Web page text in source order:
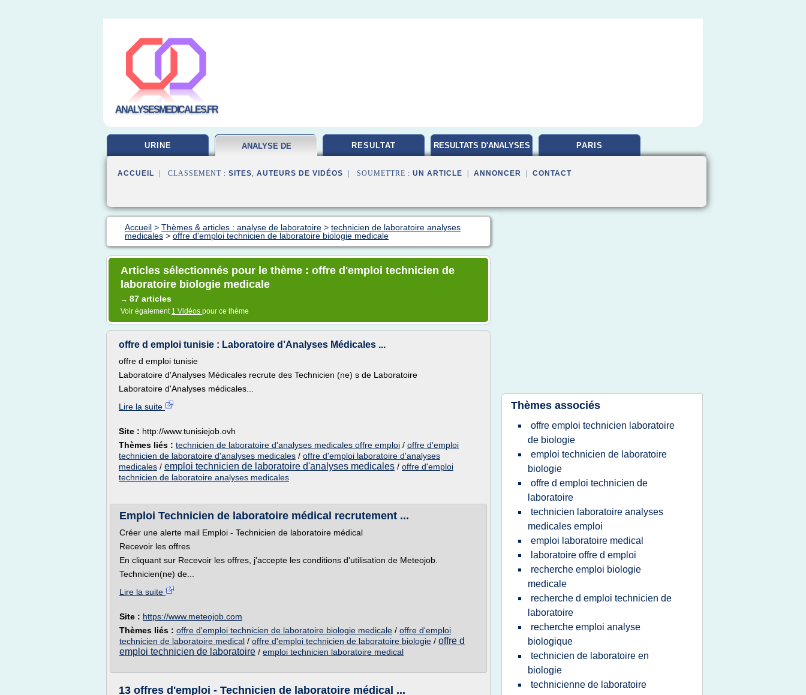
ANALYSESMEDICALES.FR
URINE ANALYSE DE RESULTAT RESULTATS D'ANALYSES PARIS
ACCUEIL | CLASSEMENT : SITES, AUTEURS DE VIDÉOS | SOUMETTRE : UN ARTICLE ANNONCER CONTACT
Accueil > Thèmes & articles : analyse de laboratoire > technicien de laboratoire analyses
medicales > offre d'emploi technicien de laboratoire biologie medicale
Articles sélectionnés pour le thème : offre d'emploi technicien de
laboratoire biologie medicale
→ 87 articles
Voir également 1 Vidéos pour ce thème
offre d emploi tunisie : Laboratoire d’Analyses Médicales ...
offre d emploi tunisie
Laboratoire d'Analyses Médicales recrute des Technicien (ne) s de Laboratoire
Laboratoire d'Analyses médicales...
Lire la suite
Site : http://www.tunisiejob.ovh
Thèmes liés : technicien de laboratoire d'analyses medicales offre emploi / offre d'emploi
technicien de laboratoire d'analyses medicales / offre d'emploi laboratoire d'analyses
medicales / emploi technicien de laboratoire d'analyses medicales / offre d'emploi
technicien de laboratoire analyses medicales
Emploi Technicien de laboratoire médical recrutement ...
Créer une alerte mail Emploi - Technicien de laboratoire médical
Recevoir les offres
En cliquant sur Recevoir les offres, j'accepte les conditions d'utilisation de Meteojob.
Technicien(ne) de...
Lire la suite
Site : https://www.meteojob.com
Thèmes liés : offre d'emploi technicien de laboratoire biologie medicale / offre d'emploi
technicien de laboratoire medical / offre d'emploi technicien de laboratoire biologie / offre d
emploi technicien de laboratoire / emploi technicien laboratoire medical
13 offres d'emploi - Technicien de laboratoire médical ...
Thèmes associés
offre emploi technicien laboratoire
de biologie
emploi technicien de laboratoire
biologie
offre d emploi technicien de
laboratoire
technicien laboratoire analyses
medicales emploi
emploi laboratoire medical
laboratoire offre d emploi
recherche emploi biologie
medicale
recherche d emploi technicien de
laboratoire
recherche emploi analyse
biologique
technicien de laboratoire en
biologie
technicienne de laboratoire